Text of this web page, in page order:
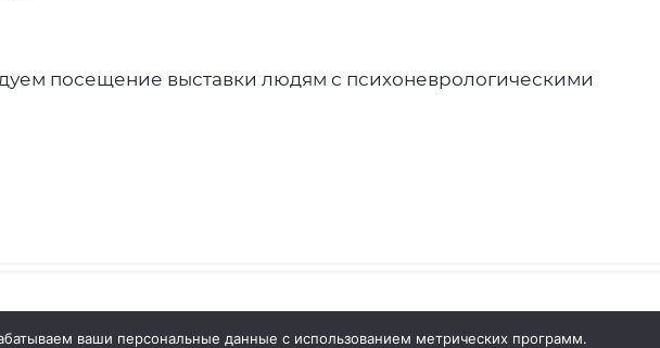
посещение выставки людям с психоневрологическими
Сайт разработан:Тауруна
ваши персональные данные с использованием метрических программ.